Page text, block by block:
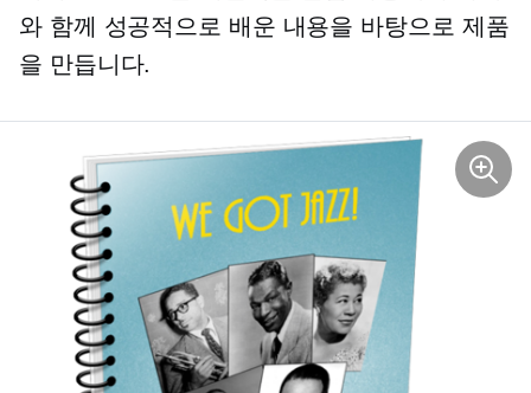
와 함께 성공적으로 배운 내용을 바탕으로 제품
을 만듭니다.